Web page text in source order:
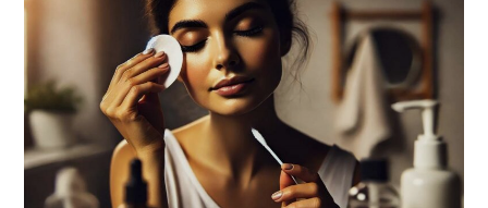
son
las
cremas
corporales
que
mejor
humectan
y
cuestan